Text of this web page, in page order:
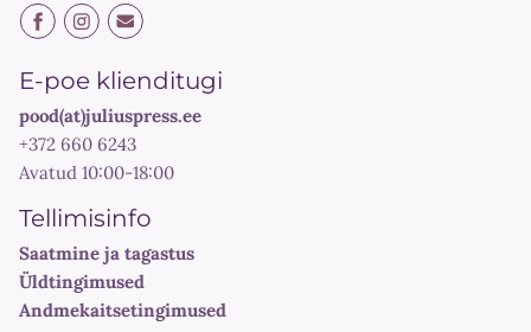
E-poe klienditugi
pood(at)juliuspress.ee
+372 660 6243
Avatud 10:00-18:00
Tellimisinfo
Saatmine ja tagastus
Üldtingimused
Andmekaitsetingimused